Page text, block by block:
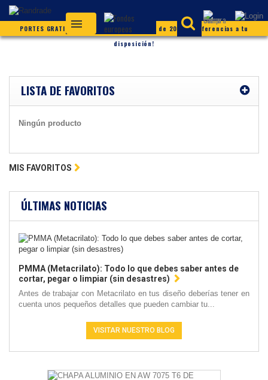
PORTES GRATIS (según condiciones) ¡Más de 20.000 referencias a tu
disposición!
LISTA DE FAVORITOS
Ningún producto
MIS FAVORITOS
ÚLTIMAS NOTICIAS
PMMA (Metacrilato): Todo lo que debes saber antes de
cortar, pegar o limpiar (sin desastres)
Antes de trabajar con Metacrilato en tus diseño deberías tener en
cuenta unos pequeños detalles que pueden cambiar tu...
VISITAR NUESTRO BLOG